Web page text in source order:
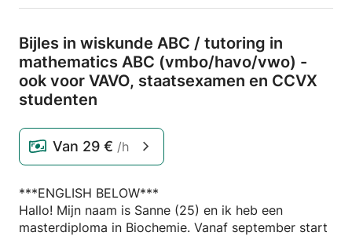
Bijles in wiskunde ABC / tutoring in
mathematics ABC (vmbo/havo/vwo) -
ook voor VAVO, staatsexamen en CCVX
studenten
Van 29 € /h
***ENGLISH BELOW***
Hallo! Mijn naam is Sanne (25) en ik heb een
masterdiploma in Biochemie. Vanaf september start